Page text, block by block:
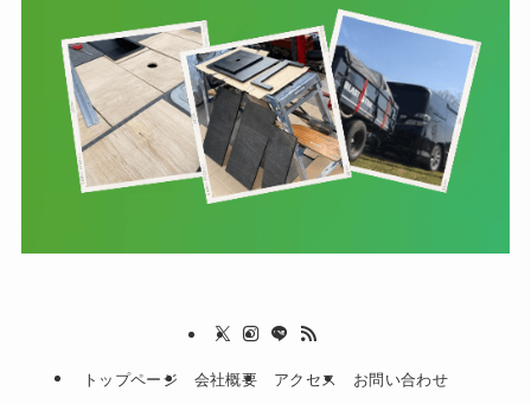
トップページ 会社概要 アクセス
お問い合わせ